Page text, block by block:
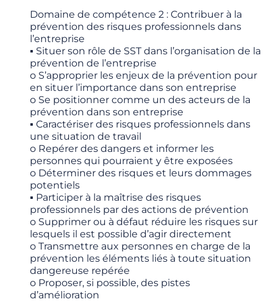
Domaine de compétence 2 : Contribuer à la
prévention des risques professionnels dans
l’entreprise
▪ Situer son rôle de SST dans l’organisation de la
prévention de l’entreprise
o S’approprier les enjeux de la prévention pour
en situer l’importance dans son entreprise
o Se positionner comme un des acteurs de la
prévention dans son entreprise
▪ Caractériser des risques professionnels dans
une situation de travail
o Repérer des dangers et informer les
personnes qui pourraient y être exposées
o Déterminer des risques et leurs dommages
potentiels
▪ Participer à la maîtrise des risques
professionnels par des actions de prévention
o Supprimer ou à défaut réduire les risques sur
lesquels il est possible d’agir directement
o Transmettre aux personnes en charge de la
prévention les éléments liés à toute situation
dangereuse repérée
o Proposer, si possible, des pistes
d’amélioration